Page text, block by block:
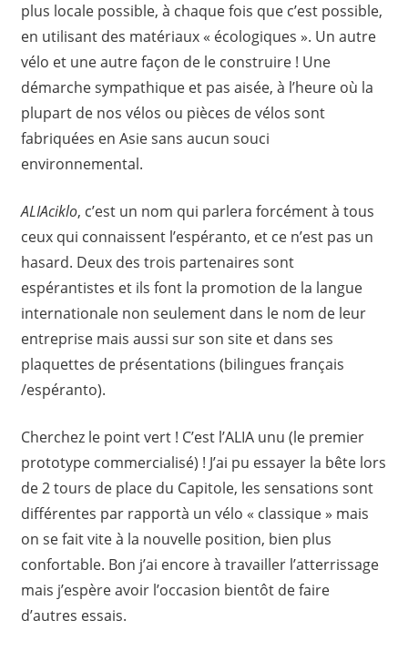
plus locale possible, à chaque fois que c’est possible,
en utilisant des matériaux « écologiques ». Un autre
vélo et une autre façon de le construire ! Une
démarche sympathique et pas aisée, à l’heure où la
plupart de nos vélos ou pièces de vélos sont
fabriquées en Asie sans aucun souci
environnemental.
ALIAciklo, c’est un nom qui parlera forcément à tous
ceux qui connaissent l’espéranto, et ce n’est pas un
hasard. Deux des trois partenaires sont
espérantistes et ils font la promotion de la langue
internationale non seulement dans le nom de leur
entreprise mais aussi sur son site et dans ses
plaquettes de présentations (bilingues français
/espéranto).
Cherchez le point vert ! C’est l’ALIA unu (le premier
prototype commercialisé) ! J’ai pu essayer la bête lors
de 2 tours de place du Capitole, les sensations sont
différentes par rapportà un vélo « classique » mais
on se fait vite à la nouvelle position, bien plus
confortable. Bon j’ai encore à travailler l’atterrissage
mais j’espère avoir l’occasion bientôt de faire
d’autres essais.